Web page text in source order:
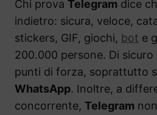
Chi prova Telegram dice
indietro: sicura, veloce,
stickers, GIF, giochi, bot e
200.000 persone. Di sicuro
punti di forza, soprattutto
WhatsApp. Inoltre, a
concorrente, Telegram